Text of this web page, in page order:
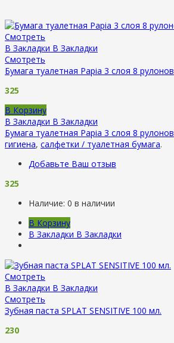
Смотреть
В Закладки В Закладки
Смотреть
Бумага туалетная Papia 3 слоя 8 рулонов
325
В Корзину
В Закладки В Закладки
Бумага туалетная Papia 3 слоя 8 рулонов
гигиена, салфетки / туалетная бумага.
Добавьте Ваш отзыв
325
Наличие: 0 в наличии
В Корзину
В Закладки В Закладки
Смотреть
В Закладки В Закладки
Смотреть
Зубная паста SPLAT SENSITIVE 100 мл.
230